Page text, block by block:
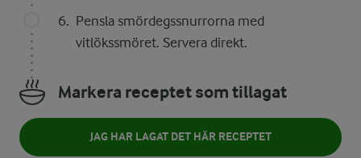
Pensla smördegssnurrorna med
vitlökssmöret. Servera direkt.
Markera receptet som tillagat
JAG HAR LAGAT DET HÄR RECEPTET